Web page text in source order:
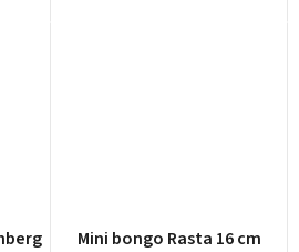
Mini bongo Rasta 16 cm